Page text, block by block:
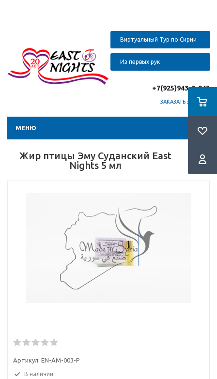
Виртуальный Тур по Сирии
Из первых рук
+7(925)943-3-943
ЗАКАЗАТЬ ЗВОНОК
МЕНЮ
Жир птицы Эму Суданский East
Nights 5 мл
Артикул: EN-AM-003-P
В наличии